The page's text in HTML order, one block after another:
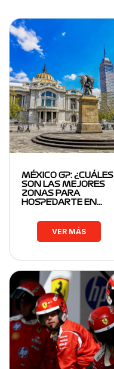
MÉXICO GP: ¿CUÁLES
SON LAS MEJORES
ZONAS PARA
HOSPEDARTE EN…
VER MÁS